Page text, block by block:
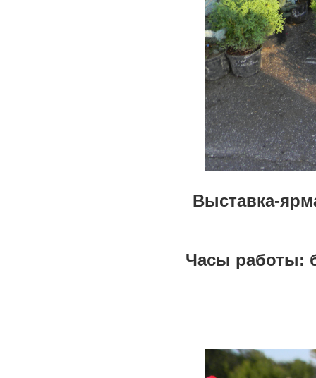
Выставка-
Часы работы: